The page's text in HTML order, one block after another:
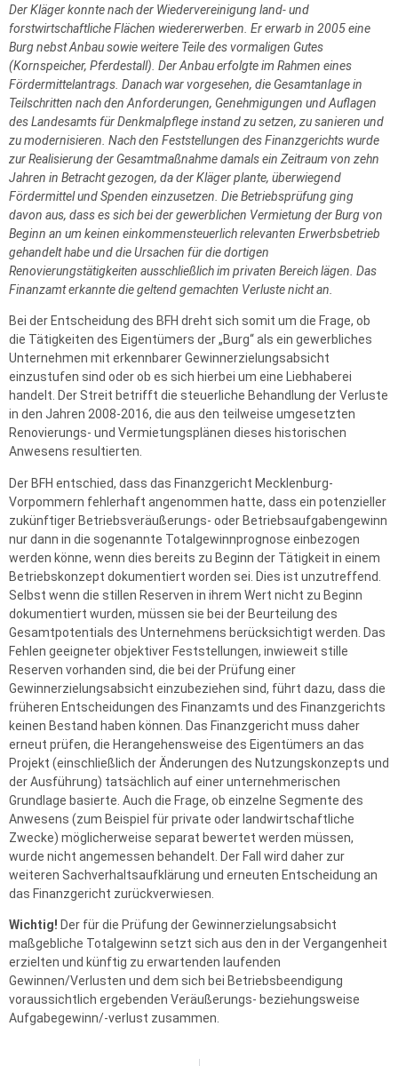
Der Kläger konnte nach der Wiedervereinigung land- und
forstwirtschaftliche Flächen wiedererwerben. Er erwarb in 2005 eine
Burg nebst Anbau sowie weitere Teile des vormaligen Gutes
(Kornspeicher, Pferdestall). Der Anbau erfolgte im Rahmen eines
Fördermittelantrags. Danach war vorgesehen, die Gesamtanlage in
Teilschritten nach den Anforderungen, Genehmigungen und Auflagen
des Landesamts für Denkmalpflege instand zu setzen, zu sanieren und
zu modernisieren. Nach den Feststellungen des Finanzgerichts wurde
zur Realisierung der Gesamtmaßnahme damals ein Zeitraum von zehn
Jahren in Betracht gezogen, da der Kläger plante, überwiegend
Fördermittel und Spenden einzusetzen. Die Betriebsprüfung ging
davon aus, dass es sich bei der gewerblichen Vermietung der Burg von
Beginn an um keinen einkommensteuerlich relevanten Erwerbsbetrieb
gehandelt habe und die Ursachen für die dortigen
Renovierungstätigkeiten ausschließlich im privaten Bereich lägen. Das
Finanzamt erkannte die geltend gemachten Verluste nicht an.
Bei der Entscheidung des BFH dreht sich somit um die Frage, ob
die Tätigkeiten des Eigentümers der „Burg“ als ein gewerbliches
Unternehmen mit erkennbarer Gewinnerzielungsabsicht
einzustufen sind oder ob es sich hierbei um eine Liebhaberei
handelt. Der Streit betrifft die steuerliche Behandlung der Verluste
in den Jahren 2008-2016, die aus den teilweise umgesetzten
Renovierungs- und Vermietungsplänen dieses historischen
Anwesens resultierten.
Der BFH entschied, dass das Finanzgericht Mecklenburg-
Vorpommern fehlerhaft angenommen hatte, dass ein potenzieller
zukünftiger Betriebsveräußerungs- oder Betriebsaufgabengewinn
nur dann in die sogenannte Totalgewinnprognose einbezogen
werden könne, wenn dies bereits zu Beginn der Tätigkeit in einem
Betriebskonzept dokumentiert worden sei. Dies ist unzutreffend.
Selbst wenn die stillen Reserven in ihrem Wert nicht zu Beginn
dokumentiert wurden, müssen sie bei der Beurteilung des
Gesamtpotentials des Unternehmens berücksichtigt werden. Das
Fehlen geeigneter objektiver Feststellungen, inwieweit stille
Reserven vorhanden sind, die bei der Prüfung einer
Gewinnerzielungsabsicht einzubeziehen sind, führt dazu, dass die
früheren Entscheidungen des Finanzamts und des Finanzgerichts
keinen Bestand haben können. Das Finanzgericht muss daher
erneut prüfen, die Herangehensweise des Eigentümers an das
Projekt (einschließlich der Änderungen des Nutzungskonzepts und
der Ausführung) tatsächlich auf einer unternehmerischen
Grundlage basierte. Auch die Frage, ob einzelne Segmente des
Anwesens (zum Beispiel für private oder landwirtschaftliche
Zwecke) möglicherweise separat bewertet werden müssen,
wurde nicht angemessen behandelt. Der Fall wird daher zur
weiteren Sachverhaltsaufklärung und erneuten Entscheidung an
das Finanzgericht zurückverwiesen.
Wichtig! Der für die Prüfung der Gewinnerzielungsabsicht
maßgebliche Totalgewinn setzt sich aus den in der Vergangenheit
erzielten und künftig zu erwartenden laufenden
Gewinnen/Verlusten und dem sich bei Betriebsbeendigung
voraussichtlich ergebenden Veräußerungs- beziehungsweise
Aufgabegewinn/-verlust zusammen.